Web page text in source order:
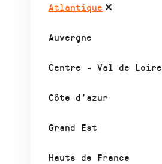
Atlantique
Auvergne
Centre - Val de Loire
Côte d’azur
Grand Est
Hauts de France